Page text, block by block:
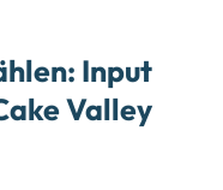
Input
Valley